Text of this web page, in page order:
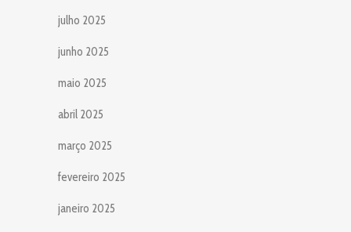
julho 2025
junho 2025
maio 2025
abril 2025
março 2025
fevereiro 2025
janeiro 2025